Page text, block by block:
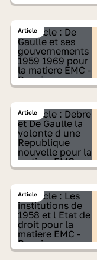
Article
Article
Article